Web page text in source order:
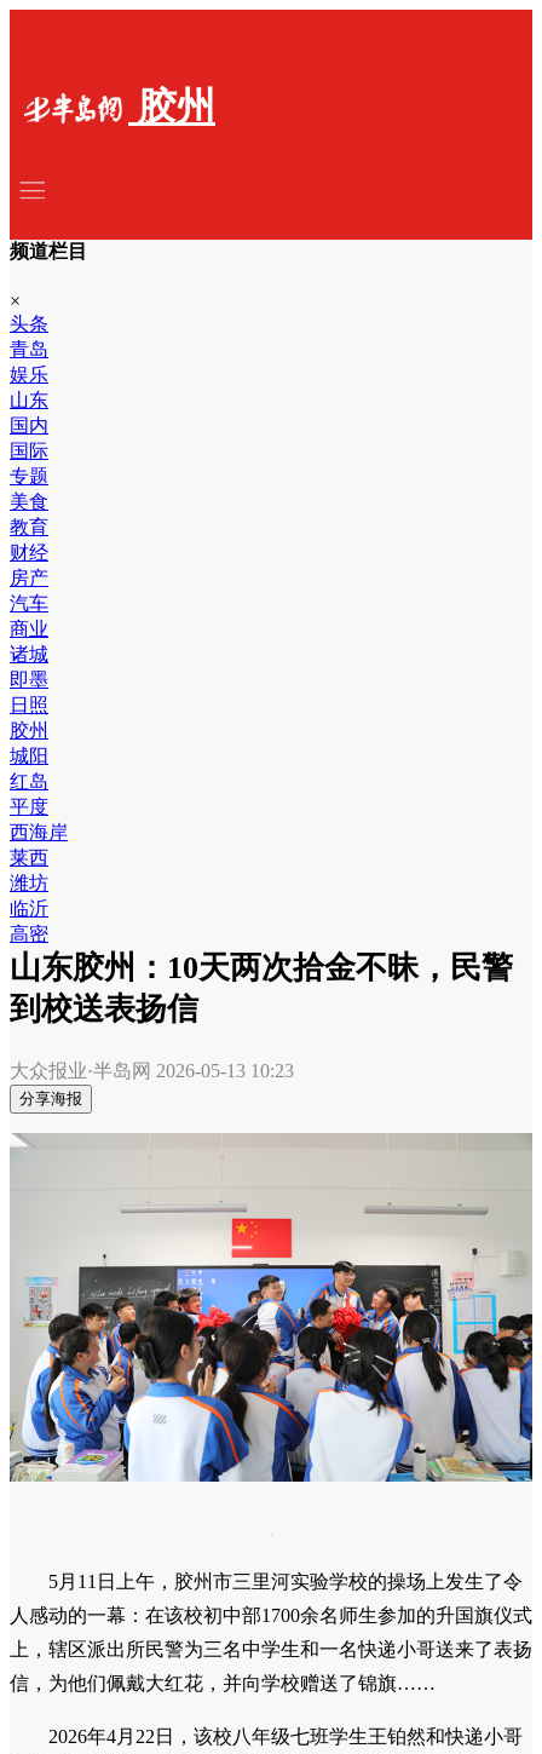
胶州
频道栏目
×
头条
青岛
娱乐
山东
国内
国际
专题
美食
教育
财经
房产
汽车
商业
诸城
即墨
日照
胶州
城阳
红岛
平度
西海岸
莱西
潍坊
临沂
高密
山东胶州：10天两次拾金不昧，民警
到校送表扬信
大众报业·半岛网 2026-05-13 10:23
分享海报
5月11日上午，胶州市三里河实验学校的操场上发生了令
人感动的一幕：在该校初中部1700余名师生参加的升国旗仪式
上，辖区派出所民警为三名中学生和一名快递小哥送来了表扬
信，为他们佩戴大红花，并向学校赠送了锦旗……
2026年4月22日，该校八年级七班学生王铂然和快递小哥